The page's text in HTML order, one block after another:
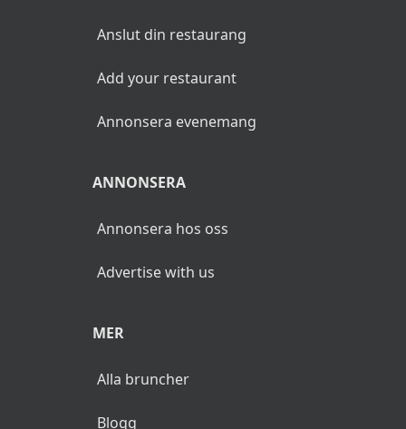
Anslut din restaurang
Add your restaurant
Annonsera evenemang
ANNONSERA
Annonsera hos oss
Advertise with us
MER
Alla bruncher
Blogg